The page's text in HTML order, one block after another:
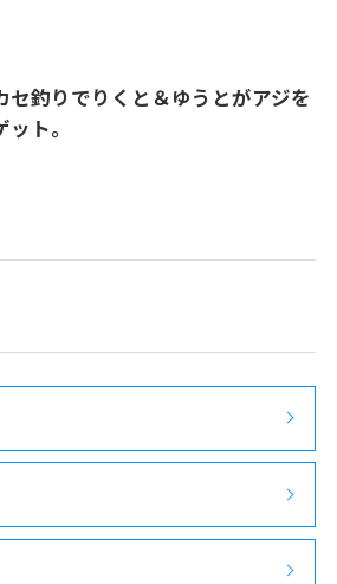
セ釣りでりくと＆ゆうとがアジを
ット。